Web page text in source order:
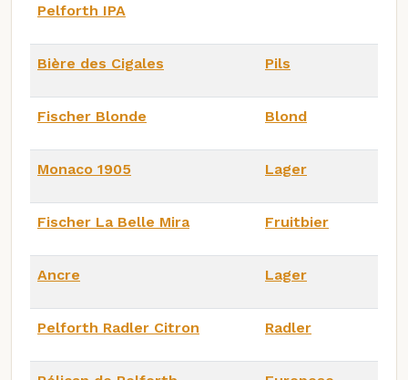
Pelforth IPA
Bière des Cigales Pils
Fischer Blonde Blond
Monaco 1905 Lager
Fischer La Belle Mira Fruitbier
Ancre Lager
Pelforth Radler Citron Radler